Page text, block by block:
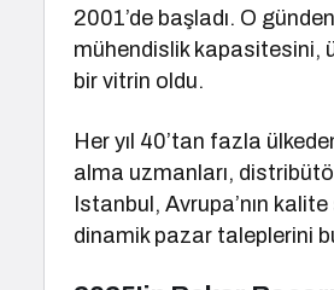
2001’de başladı. O
mühendislik kapasitesini,
bir vitrin oldu.
Her yıl 40’tan fazla
alma uzmanları,
Istanbul, Avrupa’nın
dinamik pazar taleplerini